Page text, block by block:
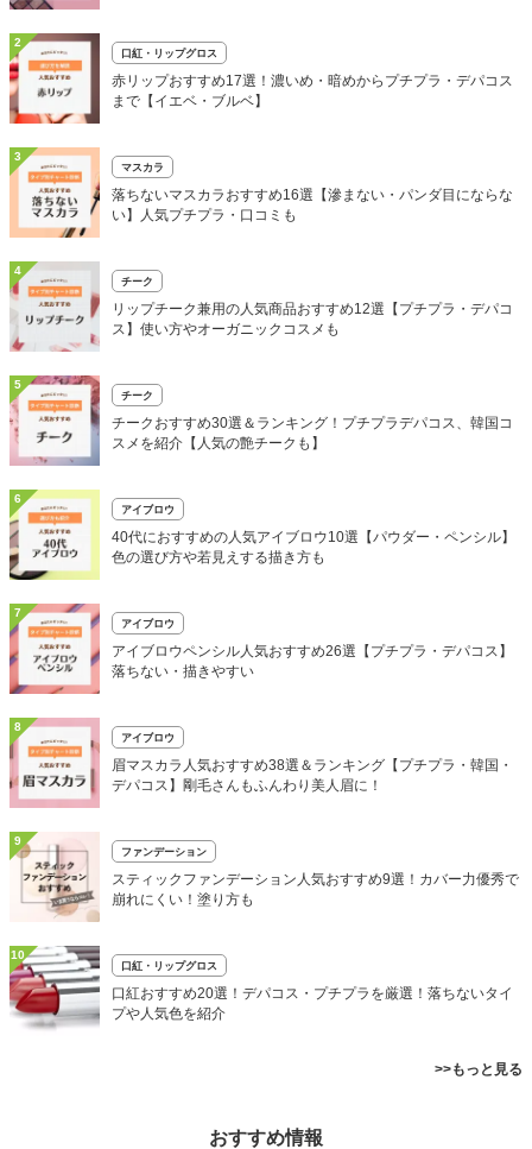
2
口紅・リップグロス
赤リップおすすめ17選！濃いめ・暗めからプチプラ・デパコス
まで【イエベ・ブルベ】
3
マスカラ
落ちないマスカラおすすめ16選【滲まない・パンダ目にならな
い】人気プチプラ・口コミも
4
チーク
リップチーク兼用の人気商品おすすめ12選【プチプラ・デパコ
ス】使い方やオーガニックコスメも
5
チーク
チークおすすめ30選＆ランキング！プチプラデパコス、韓国コ
スメを紹介【人気の艶チークも】
6
アイブロウ
40代におすすめの人気アイブロウ10選【パウダー・ペンシル】
色の選び方や若見えする描き方も
7
アイブロウ
アイブロウペンシル人気おすすめ26選【プチプラ・デパコス】
落ちない・描きやすい
8
アイブロウ
眉マスカラ人気おすすめ38選＆ランキング【プチプラ・韓国・
デパコス】剛毛さんもふんわり美人眉に！
9
ファンデーション
スティックファンデーション人気おすすめ9選！カバー力優秀で
崩れにくい！塗り方も
10
口紅・リップグロス
口紅おすすめ20選！デパコス・プチプラを厳選！落ちないタイ
プや人気色を紹介
>>もっと見る
おすすめ情報